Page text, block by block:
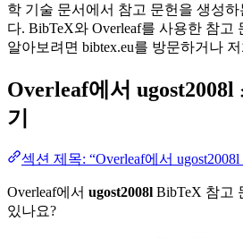
학 기술 문서에서 참고 문헌을 생성
다. BibTeX와 Overleaf를 사용한 참고
알아보려면 bibtex.eu를 방문하거나
Overleaf에서 ugost2008l
기
섹션 제목: “Overleaf에서
Overleaf에서 ugost2008l BibTeX 참고
있나요?